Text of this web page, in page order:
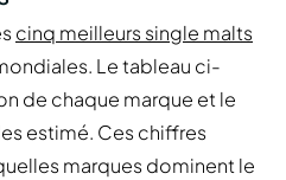
cinq meilleurs single malts
Le tableau ci-
de chaque marque et le
estimé. Ces chiffres
marques dominent le